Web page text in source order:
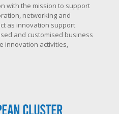
with the mission to support
networking and
as innovation support
and customised business
innovation activities,